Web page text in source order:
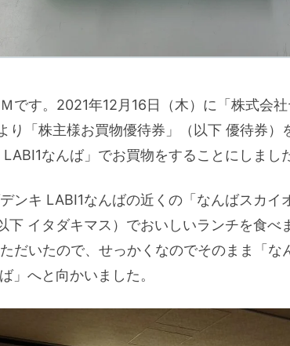
です。2021年12月16日（木）に「株式会
り「株主様お買物優待券」（以下 優待券）
LABI1なんば」でお買物をすることにしまし
ンキ LABI1なんばの近くの「なんばスカイ
下 イタダキマス）でおいしいランチを食べ
だいたので、せっかくなのでそのまま「な
」へと向かいました。